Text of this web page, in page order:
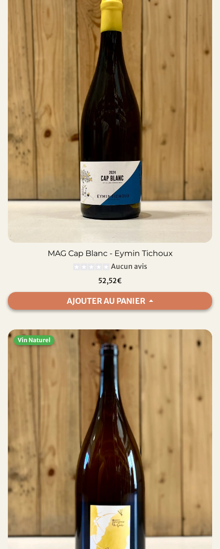
MAG Cap Blanc - Eymin Tichoux
Aucun avis
52,52€
AJOUTER AU PANIER
Vin Naturel